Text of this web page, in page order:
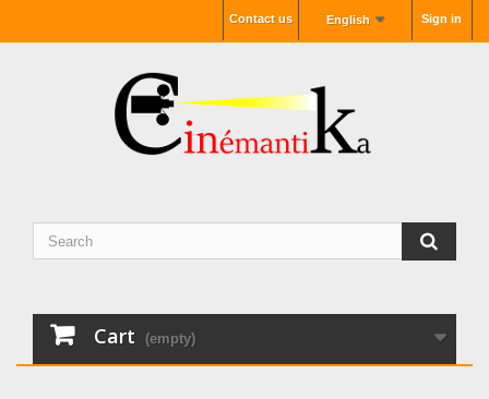
Sign in
English
Contact us
Cart (empty)